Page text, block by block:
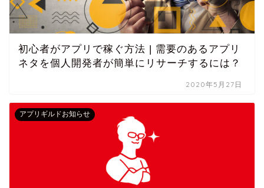
初心者がアプリで稼ぐ方法 | 需要のあるアプリ
ネタを個人開発者が簡単にリサーチするには？
2020年5月27日
アプリギルドお知らせ